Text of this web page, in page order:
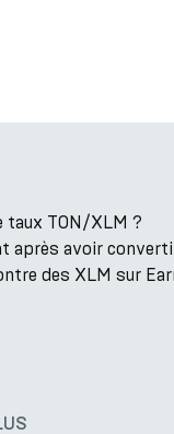
taux TON/XLM ?
après avoir
des XLM sur